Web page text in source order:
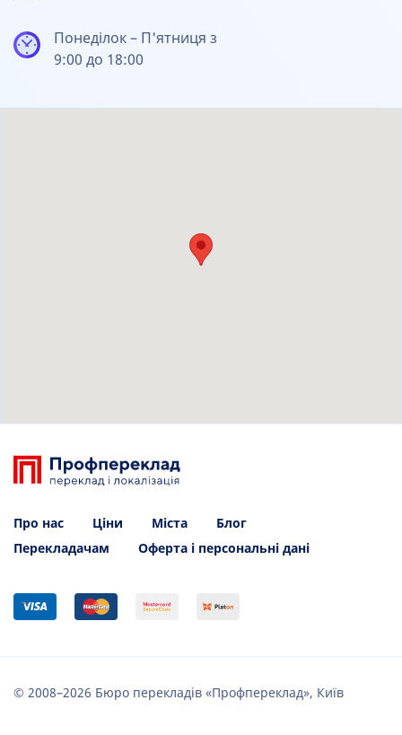
Понеділок – П'ятниця з
9:00 до 18:00
Про нас Ціни Міста
Блог
Перекладачам
Оферта і персональні дані
© 2008–2026 Бюро перекладів «Профпереклад», Київ